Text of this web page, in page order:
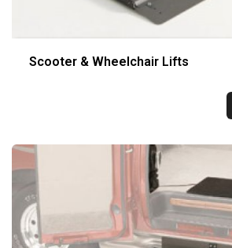
Scooter & Wheelchair Lifts